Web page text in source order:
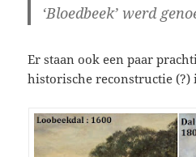
‘Bloedbeek’ werd
Er staan ook een paar
historische reconstructie (?)